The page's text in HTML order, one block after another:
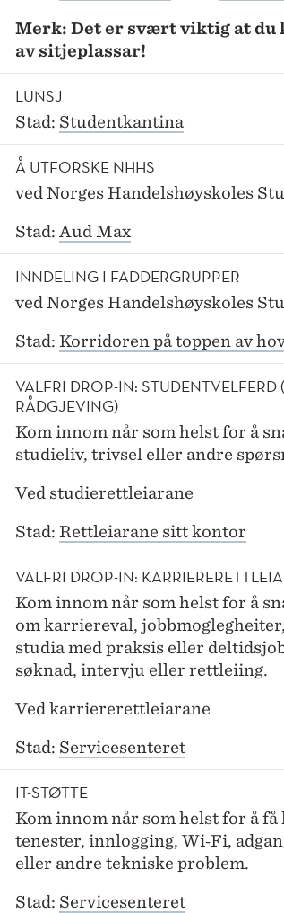
Merk: Det er svært viktig at
av sitjeplassar!
LUNSJ
Stad: Studentkantina
Å UTFORSKE NHHS
ved Norges Handelshøyskoles
Stad: Aud Max
INNDELING I FADDERGRUPPER
ved Norges Handelshøyskoles
Stad: Korridoren på toppen av
VALFRI DROP-IN:
RÅDGJEVING)
Kom innom når som helst for å
studieliv, trivsel eller andre
Ved studierettleiarane
Stad: Rettleiarane sitt kontor
VALFRI DROP-IN:
Kom innom når som helst for å
om karriereval,
studia med praksis eller
søknad, intervju eller rettleiing.
Ved karriererettleiarane
Stad: Servicesenteret
IT-STØTTE
Kom innom når som helst for å
tenester, innlogging, Wi‑Fi,
eller andre tekniske problem.
Stad: Servicesenteret